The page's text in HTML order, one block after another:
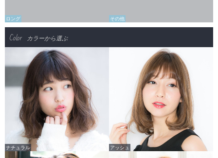
ロング その他
Color カラーから選ぶ
ナチュラル アッシュ